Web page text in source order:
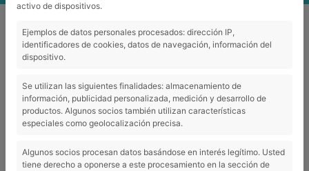
NOTICIAS
activo de dispositivos.
Ejemplos de datos personales procesados: dirección IP,
identificadores de cookies, datos de navegación, información del
dispositivo.
Se utilizan las siguientes finalidades: almacenamiento de
información, publicidad personalizada, medición y desarrollo de
productos. Algunos socios también utilizan características
especiales como geolocalización precisa.
Algunos socios procesan datos basándose en interés legítimo. Usted
tiene derecho a oponerse a este procesamiento en la sección de